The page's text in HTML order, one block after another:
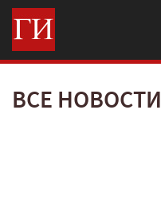
ВСЕ НОВОСТИ